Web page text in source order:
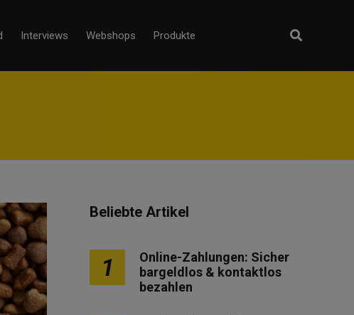
Interviews Webshops Produkte
Beliebte Artikel
1
Online-Zahlungen: Sicher
bargeldlos & kontaktlos
bezahlen